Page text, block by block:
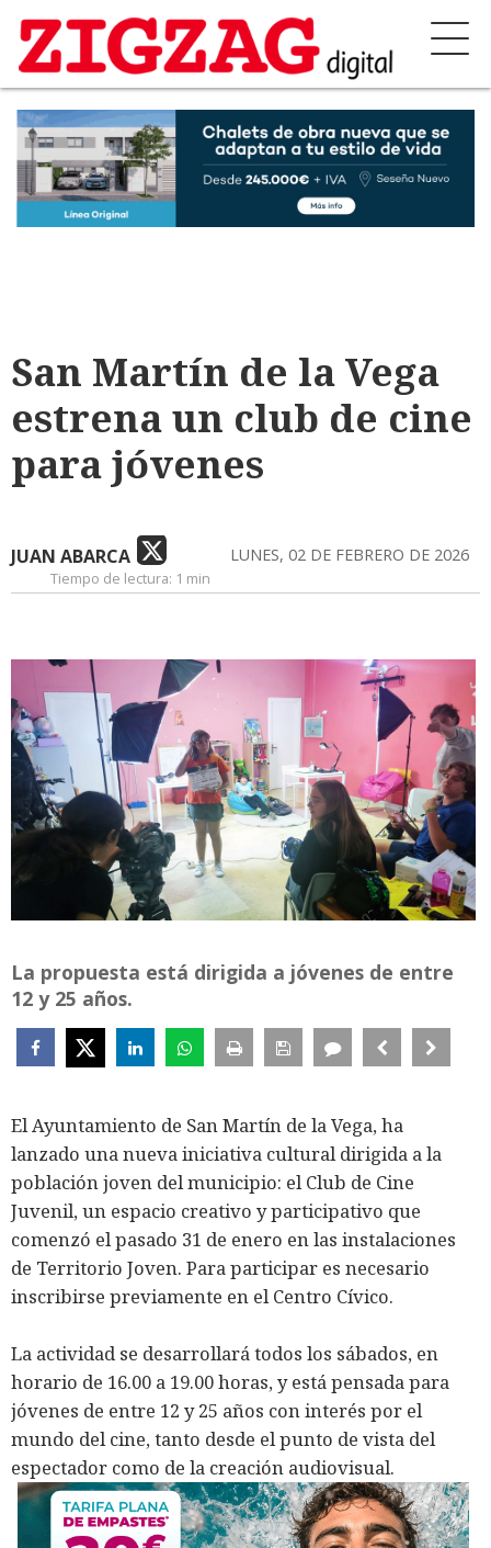
San Martín de la Vega
estrena un club de cine
para jóvenes
JUAN ABARCA LUNES, 02 DE FEBRERO DE 2026
Tiempo de lectura: 1 min
La propuesta está dirigida a jóvenes de entre
12 y 25 años.
El Ayuntamiento de San Martín de la Vega, ha
lanzado una nueva iniciativa cultural dirigida a la
población joven del municipio: el Club de Cine
Juvenil, un espacio creativo y participativo que
comenzó el pasado 31 de enero en las instalaciones
de Territorio Joven. Para participar es necesario
inscribirse previamente en el Centro Cívico.
La actividad se desarrollará todos los sábados, en
horario de 16.00 a 19.00 horas, y está pensada para
jóvenes de entre 12 y 25 años con interés por el
mundo del cine, tanto desde el punto de vista del
espectador como de la creación audiovisual.